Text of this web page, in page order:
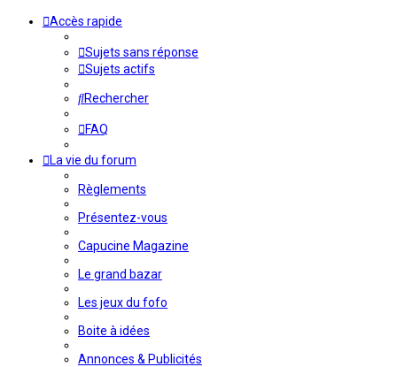
Accès rapide
Sujets sans réponse
Sujets actifs
Rechercher
FAQ
La vie du forum
Règlements
Présentez-vous
Capucine Magazine
Le grand bazar
Les jeux du fofo
Boite à idées
Annonces & Publicités